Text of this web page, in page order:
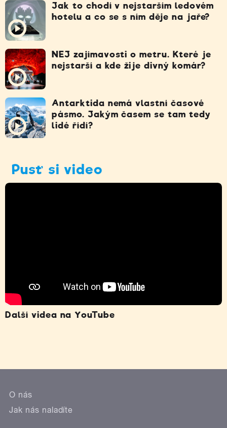
Jak to chodí v nejstarším ledovém
hotelu a co se s ním děje na jaře?
NEJ zajímavosti o metru. Které je
nejstarší a kde žije divný komár?
Antarktida nemá vlastní časové
pásmo. Jakým časem se tam tedy
lidé řídí?
Pusť si video
Další videa na YouTube
O nás
Jak nás naladíte